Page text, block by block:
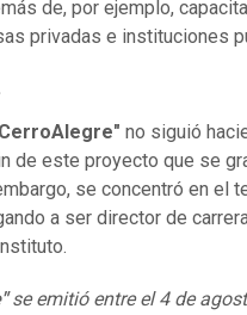
de, por ejemplo,
privadas e instituciones
no siguió
de este proyecto que se
se concentró en el
a ser director de
se emitió entre el 4 de